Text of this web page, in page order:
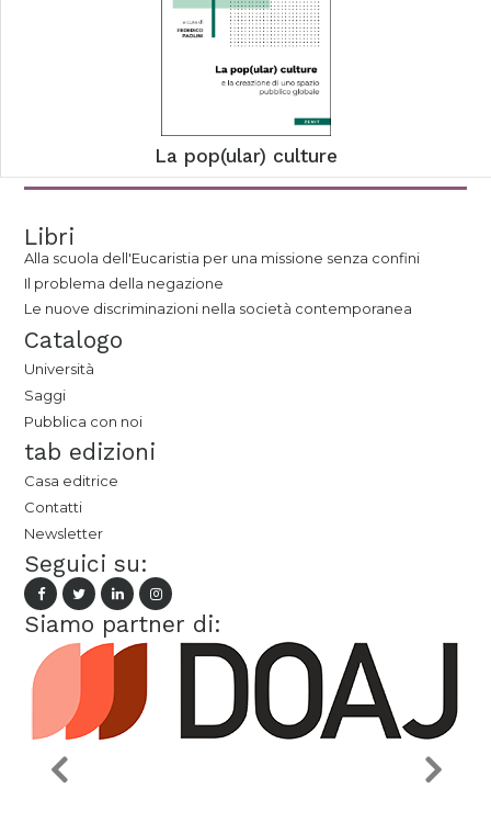
La pop(ular) culture
Libri
Alla scuola dell'Eucaristia per una missione senza confini
Il problema della negazione
Le nuove discriminazioni nella società contemporanea
Catalogo
Università
Saggi
Pubblica con noi
tab edizioni
Casa editrice
Contatti
Newsletter
Seguici su:
Siamo partner di: